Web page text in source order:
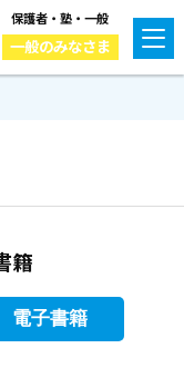
保護者・塾・一般
一般のみなさま
籍
電子書籍